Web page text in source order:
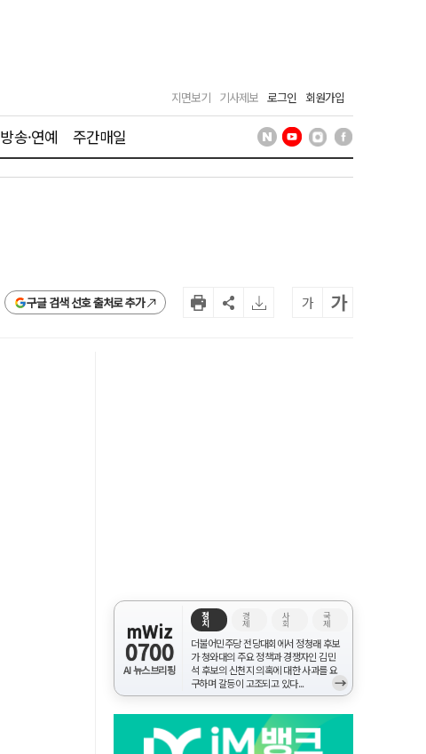
지면보기 기사제보 로그인 회원가입
방송·연예 주간매일
구글 검색 선호 출처로 추가 가 가
mWiz
0700
AI 뉴스브리핑
정
치
경
제
사
회
국
제
더불어민주당 전당대회에서 정청래 후보
가 청와대의 주요 정책과 경쟁자인 김민
석 후보의 신천지 의혹에 대한 사과를 요
구하며 갈등이 고조되고 있다...
→